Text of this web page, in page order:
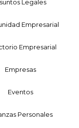
Legales
Empresarial
Empresarial
Empresas
Eventos
Personales